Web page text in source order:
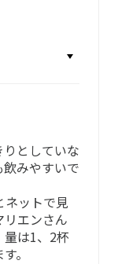
きる限り手作
みをお届けで
ます。
遺伝子組み換
着剤不使用、
はもちろんの
生物の汚染に
択していま
機関
に切り替えま
ストに仕上げ
みたいときは
としていな
みやすいで
ネットで見
エンさん
量は1、2杯
。